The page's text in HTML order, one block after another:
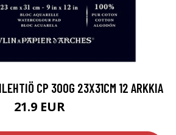
CP 300G 23X31CM 12 ARKKIA
21.9 EUR